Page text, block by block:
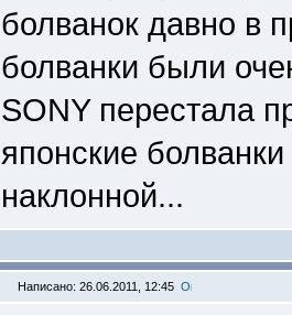
болванок давно в
болванки были
SONY перестала
японские
наклонной...
Написано: 26.06.2011, 12:45